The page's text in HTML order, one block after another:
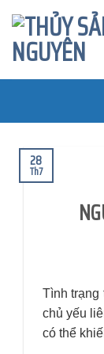
Skip
content
28
Th7
Tình trạng
chủ yếu
có thể